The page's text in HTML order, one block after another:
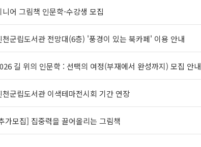
니어 그림책 인문학-수강생 모집
천군립도서관 전망대(6층) '풍경이 있는 북카페' 이용 안내
길 위의 인문학 : 선택의 여정(부재에서 완성까지) 모집 안내
천군립도서관 이색테마전시회 기간 연장
가모집] 집중력을 끌어올리는 그림책